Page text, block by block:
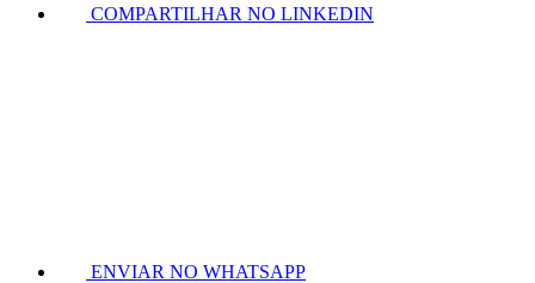
COMPARTILHAR NO LINKEDIN
ENVIAR NO WHATSAPP